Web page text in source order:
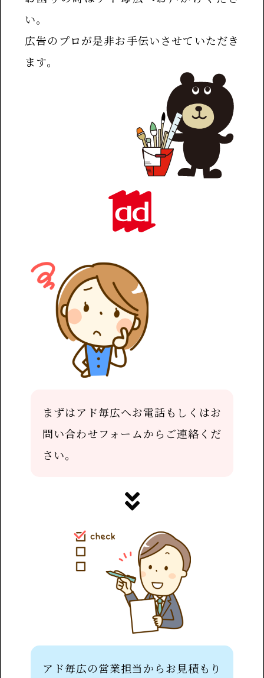
い。
広告のプロが是非お手伝いさせていただき
ます。
まずはアド毎広へお電話もしくはお
問い合わせフォームからご連絡くだ
さい。
アド毎広の営業担当からお見積もり